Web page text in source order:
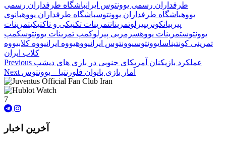
طرفداران رسمی یوونتوس ایرانباشگاه طرفداران رسمی
یووهباشگاه طرفداران یوونتوسباشگاه طرفداران یووهبانوی
پیر بیانکونریپیرلوتمریناتتمرینات تکنیکی و تاکتیکیتمرینات
یوونتوستمرینات یووهسرمربی پیرلوکمپ تمرینات یوونتوسکمپ
تمرینی کونتیناسایوونتوسیوونتوس ایرانیووهیووه ایرانیووه کلابیووه
کلاب ایران
Previous عملکرد بازیکنان آمریکای جنوبی در بازی های دیشب
Next آمار بازی بانوان فلورنتیا – یوونتوس
7
آخرین اخبار